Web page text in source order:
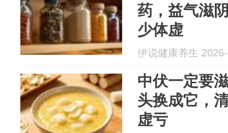
药，益气滋
少体虚
伊说健康养生
中伏一定要
头换成它，
虚亏